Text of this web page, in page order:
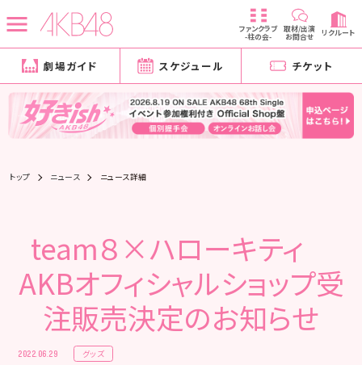
ファンクラブ
-柱の会-
取材/出演
お問合せ リクルート
劇場ガイド スケジュール チケット
トップ ニュース ニュース詳細
team８×ハローキティ
AKBオフィシャルショップ受
注販売決定のお知らせ
2022.06.29 グッズ